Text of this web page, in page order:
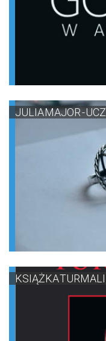
JULIA MAJOR -
KSIĄŻKA